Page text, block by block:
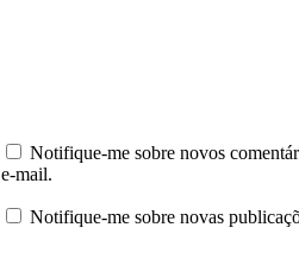
Notifique-me sobre novos
e-mail.
Notifique-me sobre novas